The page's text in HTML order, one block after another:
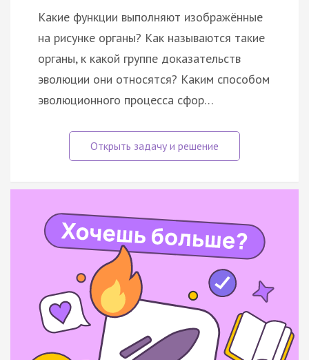
Какие функции выполняют изображённые
на рисунке органы? Как называются такие
органы, к какой группе доказательств
эволюции они относятся? Каким способом
эволюционного процесса сфор…